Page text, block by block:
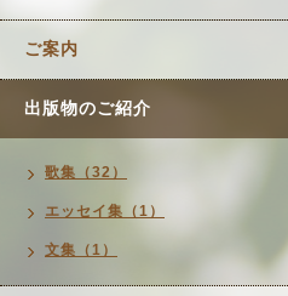
ご案内
出版物のご紹介
歌集（32）
エッセイ集（1）
文集（1）